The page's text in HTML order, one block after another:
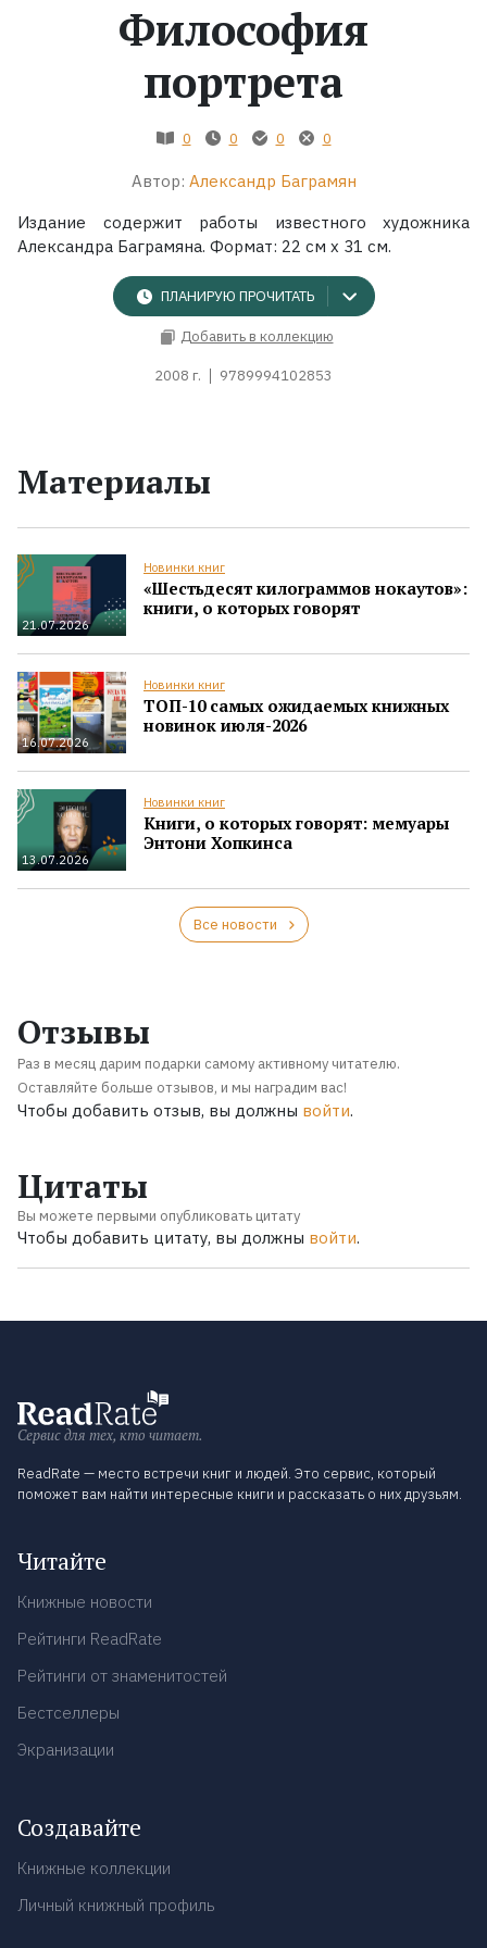
Коллекции
Философия
портрета
0 0 0 0
Автор: Александр Баграмян
Издание содержит работы известного художника
Александра Баграмяна. Формат: 22 см x 31 см.
ПЛАНИРУЮ ПРОЧИТАТЬ
Добавить в коллекцию
2008 г. 9789994102853
Материалы
21.07.2026
Новинки книг
«Шестьдесят килограммов нокаутов»:
книги, о которых говорят
16.07.2026
Новинки книг
ТОП-10 самых ожидаемых книжных
новинок июля-2026
13.07.2026
Новинки книг
Книги, о которых говорят: мемуары
Энтони Хопкинса
Все новости
Отзывы
Раз в месяц дарим подарки самому активному читателю.
Оставляйте больше отзывов, и мы наградим вас!
Чтобы добавить отзыв, вы должны войти.
Цитаты
Вы можете первыми опубликовать цитату
Чтобы добавить цитату, вы должны войти.
Сервис для тех, кто читает.
ReadRate — место встречи книг и людей. Это сервис, который
поможет вам найти интересные книги и рассказать о них друзьям.
Читайте
Книжные новости
Рейтинги ReadRate
Рейтинги от знаменитостей
Бестселлеры
Экранизации
Создавайте
Книжные коллекции
Личный книжный профиль